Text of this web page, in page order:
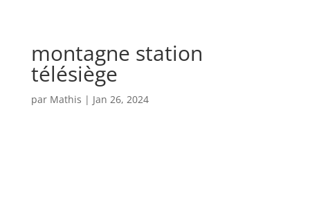
montagne station
télésiège
par Mathis | Jan 26, 2024